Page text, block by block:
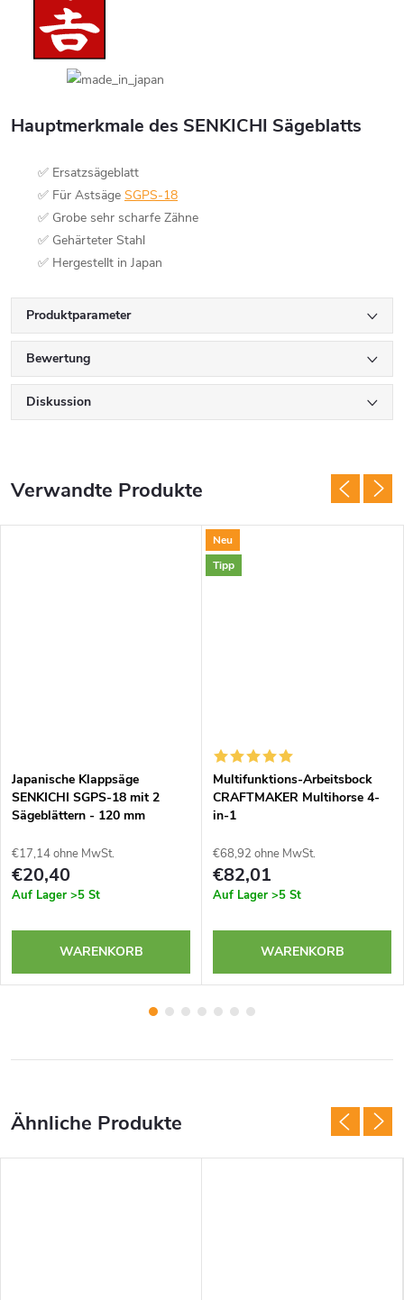
Hauptmerkmale des SENKICHI Sägeblatts
✅ Ersatzsägeblatt
✅ Für Astsäge SGPS-18
✅ Grobe sehr scharfe Zähne
✅ Gehärteter Stahl
✅ Hergestellt in Japan
Produktparameter
Bewertung
Diskussion
Verwandte Produkte
Japanische Klappsäge
SENKICHI SGPS-18 mit 2
Sägeblättern - 120 mm
€17,14 ohne MwSt.
€20,40
Auf Lager >5 St
WARENKORB
Neu
Tipp
Multifunktions-Arbeitsbock
CRAFTMAKER Multihorse 4-
in-1
€68,92 ohne MwSt.
€82,01
Auf Lager >5 St
WARENKORB